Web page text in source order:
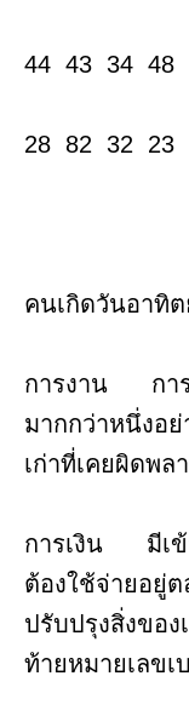
44 43 34 48
28 82 32 23
คนเกิดวันอาทิต
การงาน การ
มากกว่าหนึ่งอ
เก่าที่เคยผิดพล
การเงิน มีเข้
ต้องใช้จ่ายอยู่
ปรับปรุงสิ่งขอ
ท้ายหมายเลข